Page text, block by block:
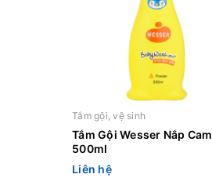
Tắm gội, vệ sinh
Tắm Gội Wesser Nắp Cam
500ml
Liên hệ